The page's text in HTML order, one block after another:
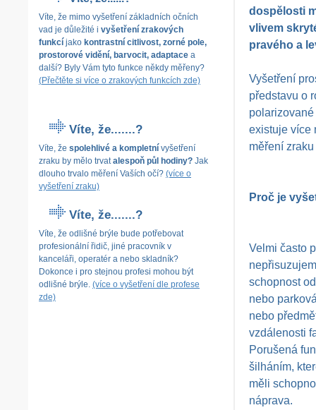
dospělosti
vlivem
pravého a
Vyšetření
představu o
existuje více
měření
Proč je
Velmi často
schopnost
nebo
nebo
vzdálenosti
Porušená
šilháním,
měli
náprava.
Víte, že mimo vyšetření základních očních
vad je důležité i vyšetření zrakových
funkcí jako kontrastní citlivost, zorné pole,
prostorové vidění, barvocit, adaptace a
další? Byly Vám tyto funkce někdy měřeny?
(Přečtěte si více o zrakových funkcích zde)
Víte, že.......?
Víte, že spolehlivé a kompletní vyšetření
zraku by mělo trvatalespoň půl hodiny? Jak
dlouho trvalo měření Vaších očí? (více o
vyšetření zraku)
Víte, že.......?
Víte, že odlišné brýle bude potřebovat
profesionální řidič, jiné pracovník v
kanceláři, operatér a nebo skladník?
Dokonce i pro stejnou profesi mohou být
odlišné brýle. (více o vyšetření dle profese
zde)